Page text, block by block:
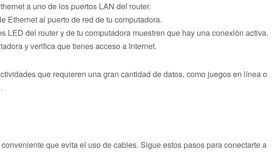
a uno de los puertos LAN del router.
Ethernet al puerto de red de tu computadora.
LED del router y de tu computadora muestren que hay una conexión activa.
y verifica que tienes acceso a Internet.
que requieren una gran cantidad de datos, como juegos en línea o
que evita el uso de cables. Sigue estos pasos para conectarte a